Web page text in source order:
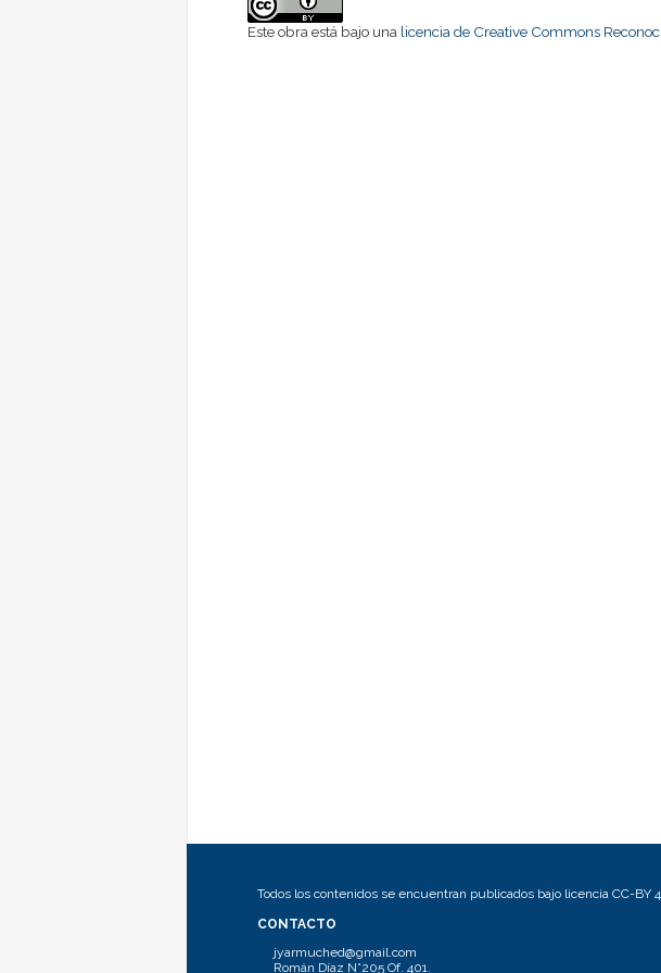
Este obra está bajo una licencia de Creative Commons
Todos los contenidos se encuentran publicados bajo licencia CC-BY
CONTACTO
jyarmuched@gmail.com
Román Díaz N°205 Of. 401.